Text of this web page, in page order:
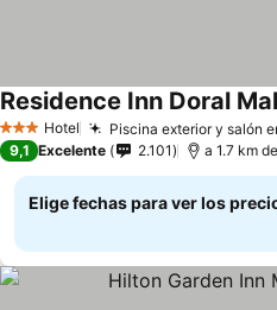
3 Estrellas
Hotel Piscina exterior y salón
Residence Inn Doral
9,1 Excelente 2.101 a 1.7 km
Elige fechas para ver los